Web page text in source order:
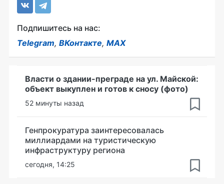
Подпишитесь на нас:
Telegram, ВКонтакте, MAX
Власти о здании-преграде на ул. Майской:
объект выкуплен и готов к сносу (фото)
52 минуты назад
Генпрокуратура заинтересовалась
миллиардами на туристическую
инфраструктуру региона
сегодня, 14:25